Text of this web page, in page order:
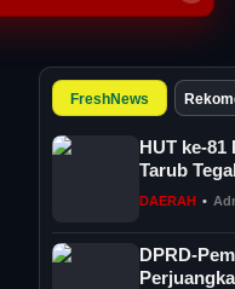
FreshNews
HUT ke-81
Tarub
DAERAH •
DPRD-